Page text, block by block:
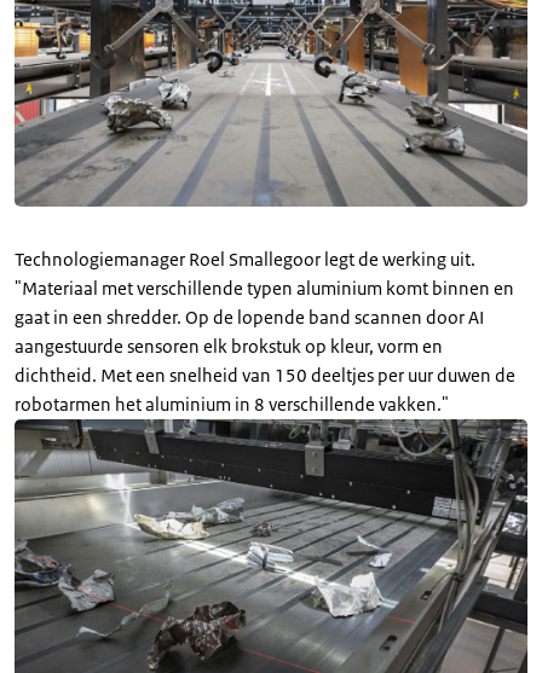
Technologiemanager Roel Smallegoor legt de werking uit.
"Materiaal met verschillende typen aluminium komt binnen en
gaat in een shredder. Op de lopende band scannen door AI
aangestuurde sensoren elk brokstuk op kleur, vorm en
dichtheid. Met een snelheid van 150 deeltjes per uur duwen de
robotarmen het aluminium in 8 verschillende vakken."